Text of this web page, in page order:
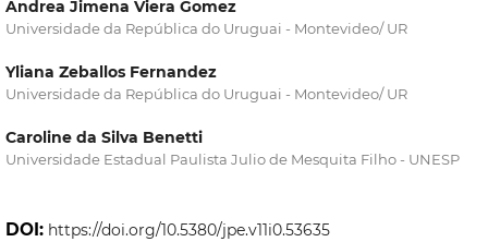
Andrea Jimena Viera Gomez
Universidade da República do Uruguai - Montevideo/ UR
Yliana Zeballos Fernandez
Universidade da República do Uruguai - Montevideo/ UR
Caroline da Silva Benetti
Universidade Estadual Paulista Julio de Mesquita Filho - UNESP
DOI: https://doi.org/10.5380/jpe.v11i0.53635